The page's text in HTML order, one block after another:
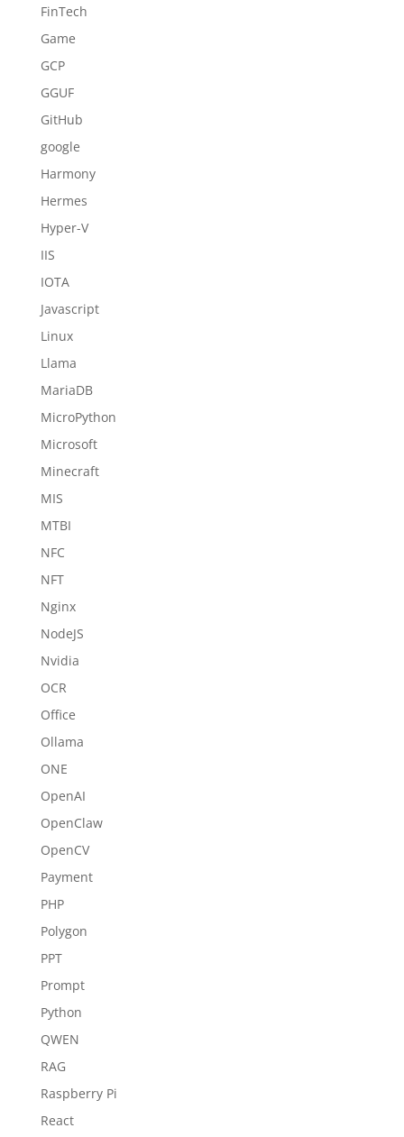
FinTech
Game
GCP
GGUF
GitHub
google
Harmony
Hermes
Hyper-V
IIS
IOTA
Javascript
Linux
Llama
MariaDB
MicroPython
Microsoft
Minecraft
MIS
MTBI
NFC
NFT
Nginx
NodeJS
Nvidia
OCR
Office
Ollama
ONE
OpenAI
OpenClaw
OpenCV
Payment
PHP
Polygon
PPT
Prompt
Python
QWEN
RAG
Raspberry Pi
React